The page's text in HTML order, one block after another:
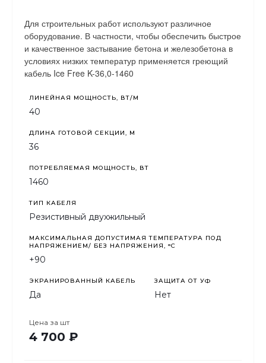
Для строительных работ используют различное
оборудование. В частности, чтобы обеспечить быстрое
и качественное застывание бетона и железобетона в
условиях низких температур применяется греющий
кабель Ice Free K-36,0-1460
ЛИНЕЙНАЯ МОЩНОСТЬ, ВТ/М
40
ДЛИНА ГОТОВОЙ СЕКЦИИ, М
36
ПОТРЕБЛЯЕМАЯ МОЩНОСТЬ, ВТ
1460
ТИП КАБЕЛЯ
Резистивный двухжильный
МАКСИМАЛЬНАЯ ДОПУСТИМАЯ ТЕМПЕРАТУРА ПОД
НАПРЯЖЕНИЕМ/ БЕЗ НАПРЯЖЕНИЯ, °C
+90
ЭКРАНИРОВАННЫЙ КАБЕЛЬ
Да
ЗАЩИТА ОТ УФ
Нет
Цена за шт
4 700 ₽